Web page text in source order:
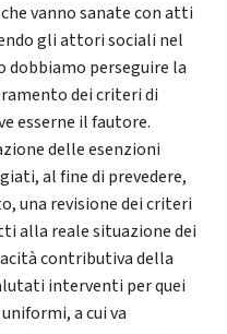
vanno sanate con atti
gli attori sociali nel
dobbiamo perseguire la
dei criteri di
esserne il fautore.
delle esenzioni
al fine di prevedere,
una revisione dei criteri
alla reale situazione dei
contributiva della
interventi per quei
a cui va